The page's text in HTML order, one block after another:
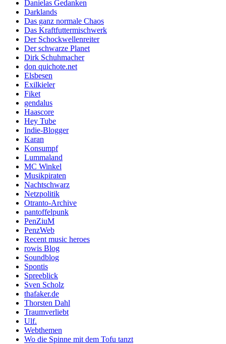
Danielas Gedanken
Darklands
Das ganz normale Chaos
Das Kraftfuttermischwerk
Der Schockwellenreiter
Der schwarze Planet
Dirk Schuhmacher
don quichote.net
Elsbesen
Exilkieler
Fiket
gendalus
Haascore
Hey Tube
Indie-Blogger
Karan
Konsumpf
Lummaland
MC Winkel
Musikpiraten
Nachtschwarz
Netzpolitik
Otranto-Archive
pantoffelpunk
PenZiuM
PenzWeb
Recent music heroes
rowis Blog
Soundblog
Spontis
Spreeblick
Sven Scholz
thafaker.de
Thorsten Dahl
Traumverliebt
Ulf.
Webthemen
Wo die Spinne mit dem Tofu tanzt